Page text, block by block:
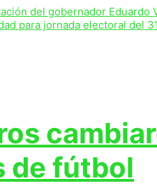
del gobernador Eduardo
para jornada electoral del
de fútbol